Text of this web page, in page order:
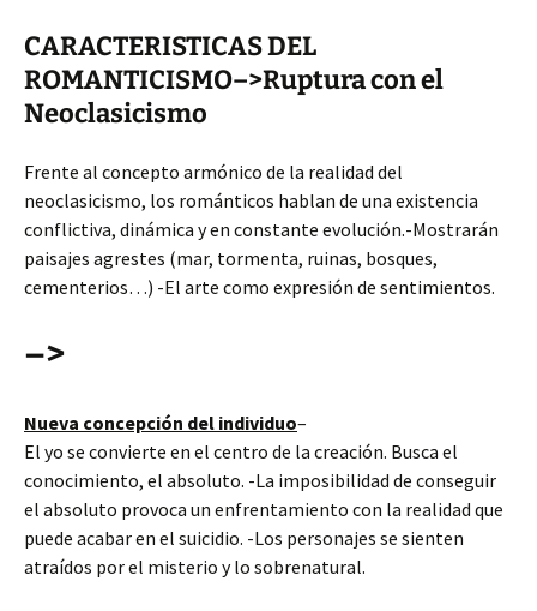
CARACTERISTICAS DEL
ROMANTICISMO–>Ruptura con el
Neoclasicismo
Frente al concepto armónico de la realidad del
neoclasicismo, los románticos hablan de una existencia
conflictiva, dinámica y en constante evolución.-Mostrarán
paisajes agrestes (mar, tormenta, ruinas, bosques,
cementerios…) -El arte como expresión de sentimientos.
–>
Nueva concepción del individuo–
El yo se convierte en el centro de la creación. Busca el
conocimiento, el absoluto. -La imposibilidad de conseguir
el absoluto provoca un enfrentamiento con la realidad que
puede acabar en el suicidio. -Los personajes se sienten
atraídos por el misterio y lo sobrenatural.